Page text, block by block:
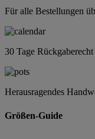
Für alle Bestellungen
30 Tage Rückgaberecht
Herausragendes
Größen-Guide